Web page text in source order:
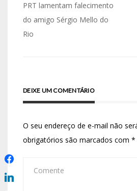
PRT lamentam falecimento
do amigo Sérgio Mello do
Rio
DEIXE UM COMENTÁRIO
O seu endereço de e-mail não
obrigatórios são marcados com *